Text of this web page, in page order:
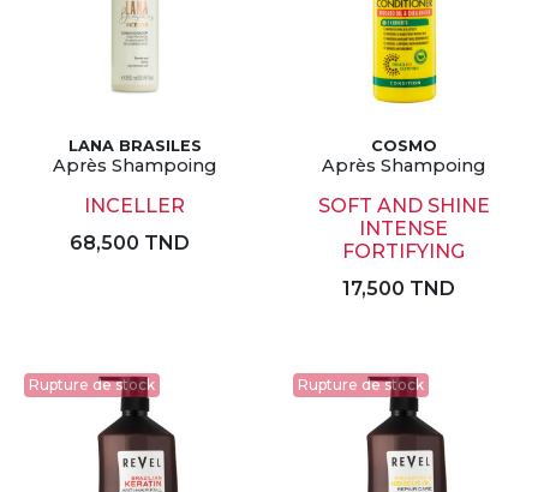
LANA BRASILES
Après Shampoing
INCELLER
68,500 TND
COSMO
Après Shampoing
SOFT AND SHINE
INTENSE
FORTIFYING
17,500 TND
Rupture de stock Rupture de stock